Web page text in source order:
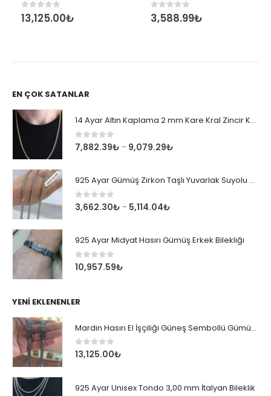
0out of 5
13,125.00₺ 0out of 5
3,588.99₺
EN ÇOK SATANLAR
14 Ayar Altın Kaplama 2 mm Kare Kral Zincir Kolye
0 out of 5
7,882.39₺ – 9,079.29₺
925 Ayar Gümüş Zirkon Taşlı Yuvarlak Suyolu Bileklik
0 out of 5
3,662.30₺ – 5,114.04₺
925 Ayar Midyat Hasırı Gümüş Erkek Bilekliği
0out of 5
10,957.59₺
YENI EKLENENLER
Mardin Hasırı El İşçiliği Güneş Sembollü Gümüş Erkek Bileklik
0out of 5
13,125.00₺
925 Ayar Unisex Tondo 3,00 mm İtalyan Bileklik